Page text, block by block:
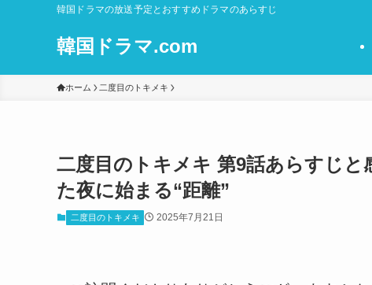
韓国ドラマの放送予定とおすすめドラマのあらすじ
韓国ドラマ.com
ホーム 二度目のトキメキ
二度目のトキメキ 第9話あらすじ
た夜に始まる“距離”
二度目のトキメキ 2025年7月21日